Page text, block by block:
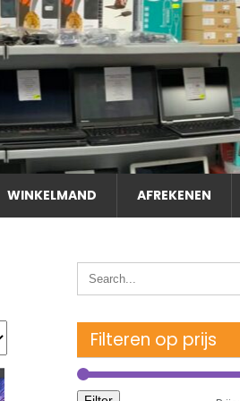
WINKELMAND AFREKENEN
Filteren op prijs